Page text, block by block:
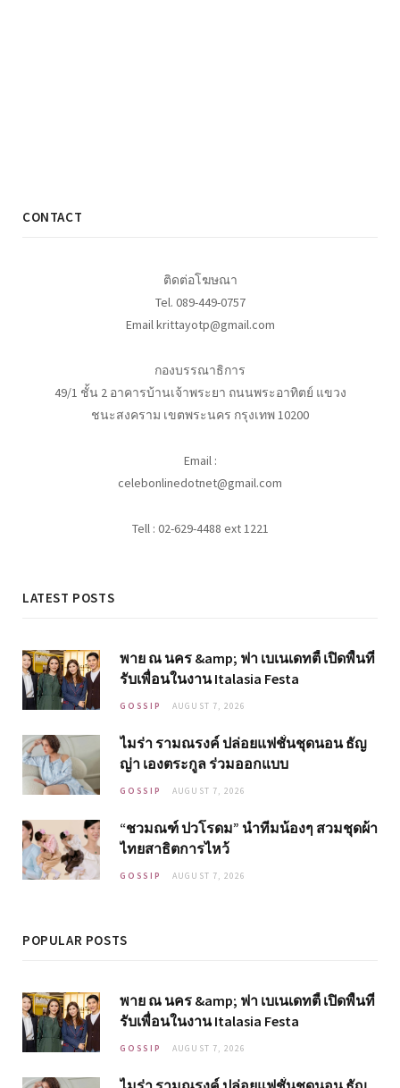
CONTACT
ติดต่อโฆษณา
Tel. 089-449-0757
Email krittayotp@gmail.com
กองบรรณาธิการ
49/1 ชั้น 2 อาคารบ้านเจ้าพระยา ถนนพระอาทิตย์ แขวง
ชนะสงคราม เขตพระนคร กรุงเทพ 10200
Email :
celebonlinedotnet@gmail.com
Tell : 02-629-4488 ext 1221
LATEST POSTS
พาย ณ นคร &amp; ฟา เบเนเดทตี้ เปิดพื้นที่
รับเพื่อนในงาน Italasia Festa
GOSSIP AUGUST 7, 2026
ไมร่า รามณรงค์ ปล่อยแฟชั่นชุดนอน ธัญ
ญ่า เองตระกูล ร่วมออกแบบ
GOSSIP AUGUST 7, 2026
“ชวมณฑ์ ปวโรดม” นำทีมน้องๆ สวมชุดผ้า
ไทยสาธิตการไหว้
GOSSIP AUGUST 7, 2026
POPULAR POSTS
พาย ณ นคร &amp; ฟา เบเนเดทตี้ เปิดพื้นที่
รับเพื่อนในงาน Italasia Festa
GOSSIP AUGUST 7, 2026